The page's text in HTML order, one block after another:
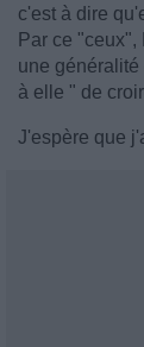
c'est à dire
Par ce
une
à elle " de
J'espère que